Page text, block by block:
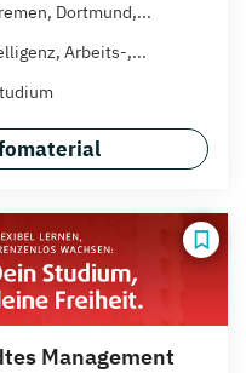
Dortmund,...
Arbeits-,...
Management